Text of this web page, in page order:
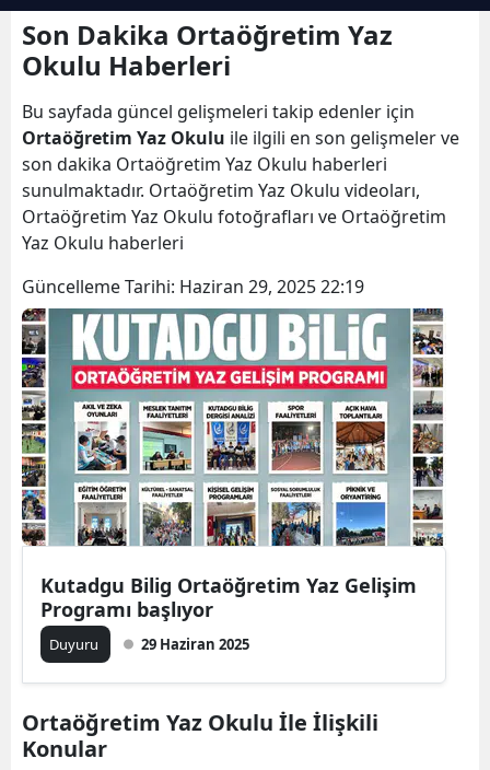
Bilecik
Bitlis
Bolu
Burdur
Çanakkale
Çankırı
Çorum
Denizli
Diyarbakır
Edirne
Gaziantep
Son Dakika Ortaöğretim Yaz
Okulu Haberleri
Bu sayfada güncel gelişmeleri takip edenler için
Ortaöğretim Yaz Okulu ile ilgili en son gelişmeler ve
son dakika Ortaöğretim Yaz Okulu haberleri
sunulmaktadır. Ortaöğretim Yaz Okulu videoları,
Ortaöğretim Yaz Okulu fotoğrafları ve Ortaöğretim
Yaz Okulu haberleri
Güncelleme Tarihi: Haziran 29, 2025 22:19
Kutadgu Bilig Ortaöğretim Yaz Gelişim
Programı başlıyor
Duyuru 29 Haziran 2025
Ortaöğretim Yaz Okulu İle İlişkili
Konular